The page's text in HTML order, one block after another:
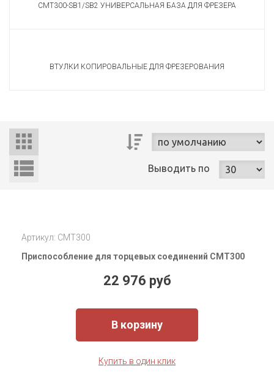
CMT300-SB1/SB2 УНИВЕРСАЛЬНАЯ БАЗА ДЛЯ ФРЕЗЕРА
ВТУЛКИ КОПИРОВАЛЬНЫЕ ДЛЯ ФРЕЗЕРОВАНИЯ
Выводить по
Артикул: CMT300
Приспособление для торцевых соединений CMT300
22 976 руб
В корзину
Купить в один клик